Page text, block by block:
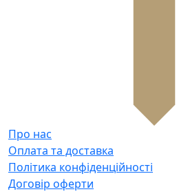
Про нас
Оплата та доставка
Політика конфіденційності
Договір оферти